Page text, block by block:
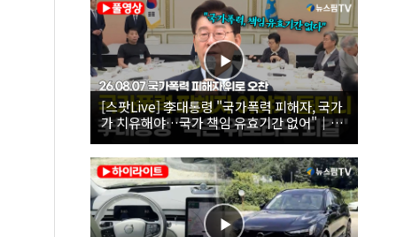
[스팟Live] 李대통령 "국가폭력 피해자, 국가
가 치유해야…국가 책임 유효기간 없어"｜
26.08.07 국가폭력 피해자 위로 오찬